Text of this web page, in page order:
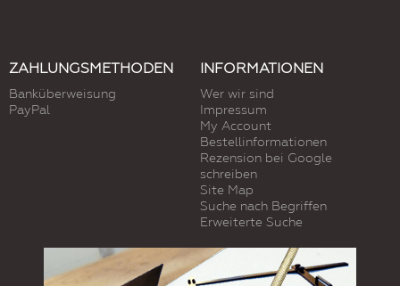
ZAHLUNGSMETHODEN
Banküberweisung
PayPal
INFORMATIONEN
Wer wir sind
Impressum
My Account
Bestellinformationen
Rezension bei Google
schreiben
Site Map
Suche nach Begriffen
Erweiterte Suche